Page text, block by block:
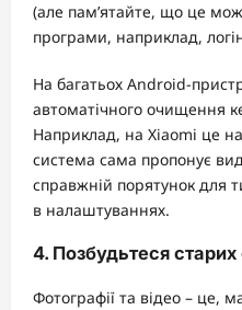
(але пам’ятайте, що це
програми, наприклад,
На багатьох Android-
автоматічного очищення
Наприклад, на Xiaomi це
система сама пропонує
справжній порятунок для
в налаштуваннях.
4. Позбудьтеся старих
Фотографії та відео – це,